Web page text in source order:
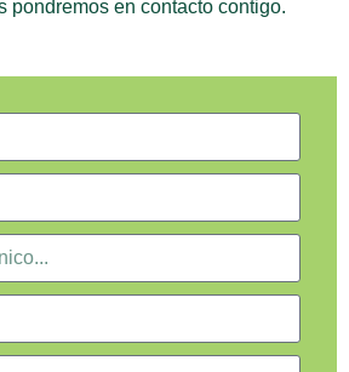
pondremos en contacto contigo.